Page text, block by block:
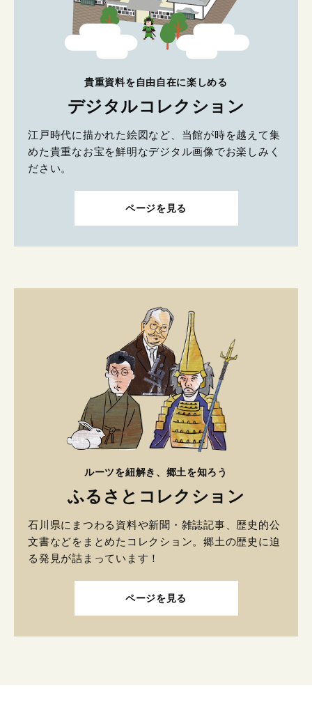
貴重資料を自由自在に楽しめる
デジタルコレクション
江戸時代に描かれた絵図など、当館が時を越えて集
めた貴重なお宝を鮮明なデジタル画像でお楽しみく
ださい。
ページを見る
ルーツを紐解き、郷土を知ろう
ふるさとコレクション
石川県にまつわる資料や新聞・雑誌記事、歴史的公
文書などをまとめたコレクション。郷土の歴史に迫
る発見が詰まっています！
ページを見る